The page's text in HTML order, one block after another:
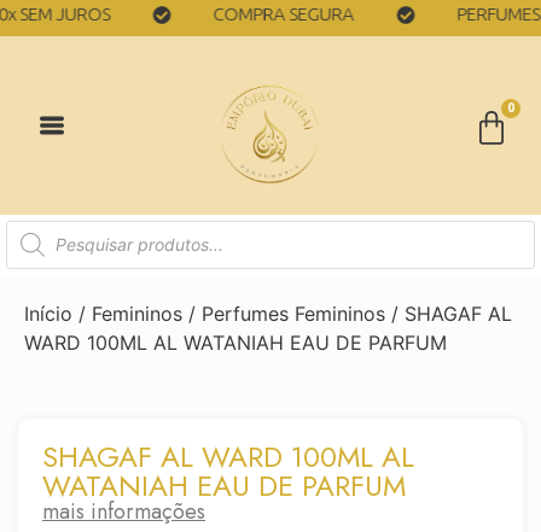
JUROS COMPRA SEGURA PERFUMES
0
Início / Femininos / Perfumes Femininos / SHAGAF AL
WARD 100ML AL WATANIAH EAU DE PARFUM
SHAGAF AL WARD 100ML AL
WATANIAH EAU DE PARFUM
mais informações